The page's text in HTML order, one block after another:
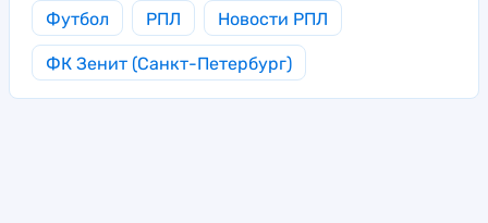
Футбол РПЛ Новости РПЛ
ФК Зенит (Санкт-Петербург)